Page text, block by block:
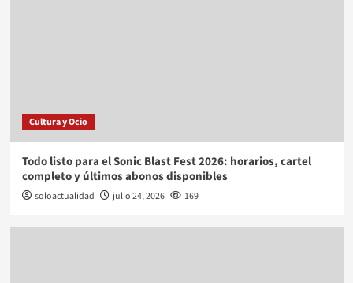
Cultura y Ocio
Todo listo para el Sonic Blast Fest 2026: horarios, cartel
completo y últimos abonos disponibles
soloactualidad julio 24, 2026 169